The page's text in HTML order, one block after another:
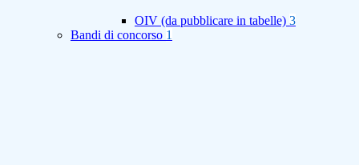
OIV (da pubblicare in tabelle) 3
Bandi di concorso 1